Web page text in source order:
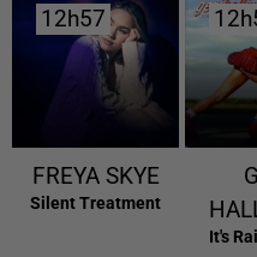
12h57
12h57
FREYA SKYE
Silent Treatment
It's